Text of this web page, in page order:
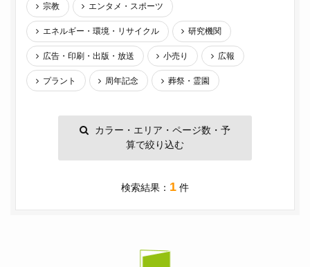
宗教 エンタメ・スポーツ
エネルギー・環境・リサイクル 研究機関
広告・印刷・出版・放送 小売り 広報
プラント 周年記念 葬祭・霊園
カラー・エリア・ページ数・予
算で絞り込む
検索結果： 1 件